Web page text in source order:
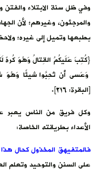
وفي ظل سنة الابتلاء والفتن
والمرجئون، وغيرهم؛ لأن
بطبعها وتميل إلى غيره؛
{كُتِبَ عَلَيكُمُ القِتالُ وَهُوَ كُرهٌ
وَعَسى أَن تُحِبّوا شَيئًا وَهُوَ
[البقرة: ٢١٦].
وكل فريق من الناس يعبر
الأعداء بطريقته الخاصة:
فالمتفيهق المخذول كحال
على السنن والتوحيد وتعلم